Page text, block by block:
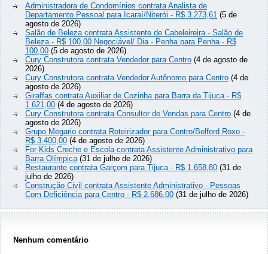
Administradora de Condomínios contrata Analista de
Departamento Pessoal para Icaraí/Niterói - R$ 3.273,61 (5 de
agosto de 2026)
Salão de Beleza contrata Assistente de Cabeleireira - Salão de
Beleza - R$ 100,00 Negociável/ Dia - Penha para Penha - R$
100,00 (5 de agosto de 2026)
Cury Construtora contrata Vendedor para Centro (4 de agosto de
2026)
Cury Construtora contrata Vendedor Autônomo para Centro (4 de
agosto de 2026)
Giraffas contrata Auxiliar de Cozinha para Barra da Tijuca - R$
1.621,00 (4 de agosto de 2026)
Cury Construtora contrata Consultor de Vendas para Centro (4 de
agosto de 2026)
Grupo Megario contrata Roteirizador para Centro/Belford Roxo -
R$ 3.400,00 (4 de agosto de 2026)
For Kids Creche e Escola contrata Assistente Administrativo para
Barra Olímpica(31 de julho de 2026)
Restaurante contrata Garçom para Tijuca - R$ 1.658,80 (31 de
julho de 2026)
Construção Civil contrata Assistente Administrativo - Pessoas
Com Deficiência para Centro - R$ 2.686,00 (31 de julho de 2026)
Nenhum comentário